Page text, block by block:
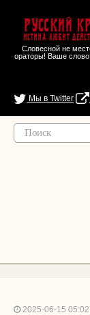
Русский
Истина любит
Словесной не
ораторы! Ваше
Мы в Twitter
2025-06-15 05:02